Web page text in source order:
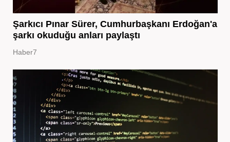
Şarkıcı Pınar Sürer, Cumhurbaşkanı Erdoğan'a
şarkı okuduğu anları paylaştı
Haber7